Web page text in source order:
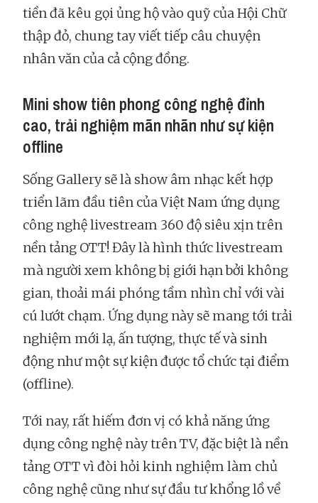
tiền đã kêu gọi ủng hộ vào quỹ của Hội Chữ
thập đỏ, chung tay viết tiếp câu chuyện
nhân văn của cả cộng đồng.
Mini show tiên phong công nghệ đỉnh
cao, trải nghiệm mãn nhãn như sự kiện
offline
Sống Gallery sẽ là show âm nhạc kết hợp
triển lãm đầu tiên của Việt Nam ứng dụng
công nghệ livestream 360 độ siêu xịn trên
nền tảng OTT! Đây là hình thức livestream
mà người xem không bị giới hạn bởi không
gian, thoải mái phóng tầm nhìn chỉ với vài
cú lướt chạm. Ứng dụng này sẽ mang tới trải
nghiệm mới lạ, ấn tượng, thực tế và sinh
động như một sự kiện được tổ chức tại điểm
(offline).
Tới nay, rất hiếm đơn vị có khả năng ứng
dụng công nghệ này trên TV, đặc biệt là nền
tảng OTT vì đòi hỏi kinh nghiệm làm chủ
công nghệ cũng như sự đầu tư khổng lồ về